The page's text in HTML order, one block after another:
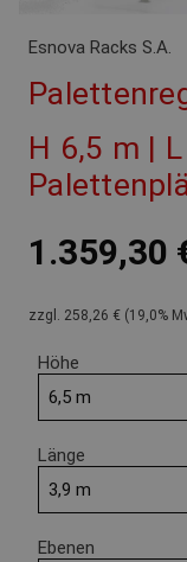
Esnova Racks S.A.
H 6,5 m |
1.359,30
zzgl. 258,26 € (19,0%
Höhe
Länge
Ebenen